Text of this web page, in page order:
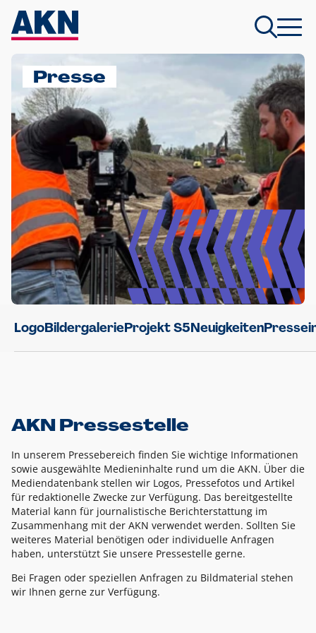
Presse
LogoBildergalerieProjekt S5Neuigkeiten
AKN Pressestelle
In unserem Pressebereich finden Sie wichtige Informationen
sowie ausgewählte Medieninhalte rund um die AKN. Über die
Mediendatenbank stellen wir Logos, Pressefotos und Artikel
für redaktionelle Zwecke zur Verfügung. Das bereitgestellte
Material kann für journalistische Berichterstattung im
Zusammenhang mit der AKN verwendet werden. Sollten Sie
weiteres Material benötigen oder individuelle Anfragen
haben, unterstützt Sie unsere Pressestelle gerne.
Bei Fragen oder speziellen Anfragen zu Bildmaterial stehen
wir Ihnen gerne zur Verfügung.